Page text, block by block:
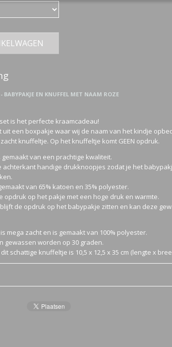
BABYPAKJE EN KNUFFEL MET NAAM ROZE
is het perfecte kraamcadeau!
uit een boxpakje waar wij de naam van het kindje
knuffeltje. Op het knuffeltje komt GEEN opdruk.
van een prachtige kwaliteit.
achterkant handige drukknoopjes zodat je het
van 65% katoen en 35% polyester.
opdruk op het pakje met een hoge druk en warmte.
de opdruk op het babypakje zitten en kan deze
mega zacht en is gemaakt van 100% polyester.
gewassen worden op 30 graden.
schattige knuffeltje is 10,5 x 12,5 x 35 cm (lengte x